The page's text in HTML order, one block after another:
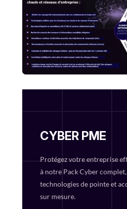
CYBER PME
Protégez votre entreprise
à notre Pack Cyber
technologies de pointe et
sur mesure.